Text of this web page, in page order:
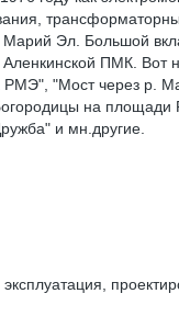
Эл. Большой
ПМК. Вот
"Мост через р.
на площади
и мн.другие.